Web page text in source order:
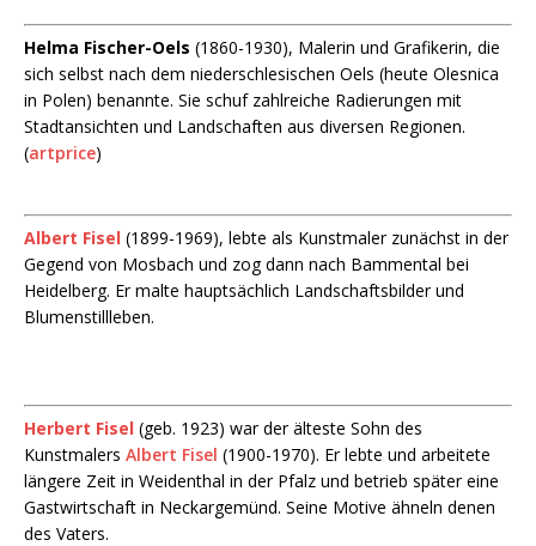
Helma Fischer-Oels (1860-1930), Malerin und Grafikerin, die
sich selbst nach dem niederschlesischen Oels (heute Olesnica
in Polen) benannte. Sie schuf zahlreiche Radierungen mit
Stadtansichten und Landschaften aus diversen Regionen.
(artprice)
Albert Fisel (1899-1969), lebte als Kunstmaler zunächst in der
Gegend von Mosbach und zog dann nach Bammental bei
Heidelberg. Er malte hauptsächlich Landschaftsbilder und
Blumenstillleben.
Herbert Fisel (geb. 1923) war der älteste Sohn des
Kunstmalers Albert Fisel (1900-1970). Er lebte und arbeitete
längere Zeit in Weidenthal in der Pfalz und betrieb später eine
Gastwirtschaft in Neckargemünd. Seine Motive ähneln denen
des Vaters.